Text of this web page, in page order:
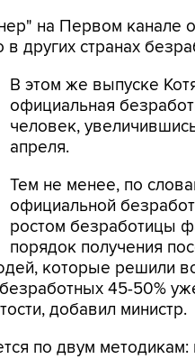
на Первом канале
других странах
В этом же выпуске
официальная
человек,
апреля.
Тем не менее, по
официальной
ростом безработицы
порядок получения
которые решили
45-50%
добавил министр.
по двум